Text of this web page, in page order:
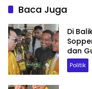
Baca Juga
Di
dan
Politik